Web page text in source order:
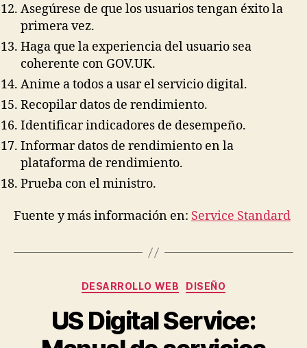
Asegúrese de que los usuarios tengan éxito la
primera vez.
Haga que la experiencia del usuario sea
coherente con GOV.UK.
Anime a todos a usar el servicio digital.
Recopilar datos de rendimiento.
Identificar indicadores de desempeño.
Informar datos de rendimiento en la
plataforma de rendimiento.
Prueba con el ministro.
Fuente y más información en: Service Standard
Categorías
DESARROLLO WEB DISEÑO
US Digital Service: